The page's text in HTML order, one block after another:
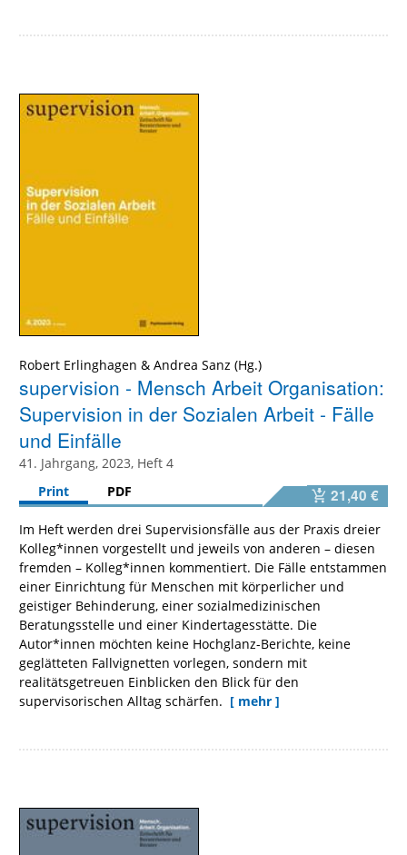
Robert Erlinghagen & Andrea Sanz
supervision - Mensch Arbeit Organisation:
Supervision in der Sozialen Arbeit - Fälle
und Einfälle
41. Jahrgang, 2023, Heft 4
Print
PDF 21,40 €
Im Heft werden drei Supervisionsfälle aus der Praxis dreier
Kolleg*innen vorgestellt und jeweils von anderen – diesen
fremden – Kolleg*innen kommentiert. Die Fälle entstammen
einer Einrichtung für Menschen mit körperlicher und
geistiger Behinderung, einer sozialmedizinischen
Beratungsstelle und einer Kindertagesstätte. Die
Autor*innen möchten keine Hochglanz-Berichte, keine
geglätteten Fallvignetten vorlegen, sondern mit
realitätsgetreuen Einblicken den Blick für den
supervisorischen Alltag schärfen. [ mehr ]